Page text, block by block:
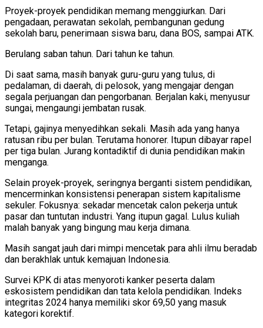
Proyek-proyek pendidikan memang menggiurkan. Dari
pengadaan, perawatan sekolah, pembangunan gedung
sekolah baru, penerimaan siswa baru, dana BOS, sampai ATK.
Berulang saban tahun. Dari tahun ke tahun.
Di saat sama, masih banyak guru-guru yang tulus, di
pedalaman, di daerah, di pelosok, yang mengajar dengan
segala perjuangan dan pengorbanan. Berjalan kaki, menyusur
sungai, mengaungi jembatan rusak.
Tetapi, gajinya menyedihkan sekali. Masih ada yang hanya
ratusan ribu per bulan. Terutama honorer. Itupun dibayar rapel
per tiga bulan. Jurang kontadiktif di dunia pendidikan makin
menganga.
Selain proyek-proyek, seringnya berganti sistem pendidikan,
mencerminkan konsistensi penerapan sistem kapitalisme
sekuler. Fokusnya: sekadar mencetak calon pekerja untuk
pasar dan tuntutan industri. Yang itupun gagal. Lulus kuliah
malah banyak yang bingung mau kerja dimana.
Masih sangat jauh dari mimpi mencetak para ahli ilmu beradab
dan berakhlak untuk kemajuan Indonesia.
Survei KPK di atas menyoroti kanker peserta dalam
eskosistem pendidikan dan tata kelola pendidikan. Indeks
integritas 2024 hanya memiliki skor 69,50 yang masuk
kategori korektif.